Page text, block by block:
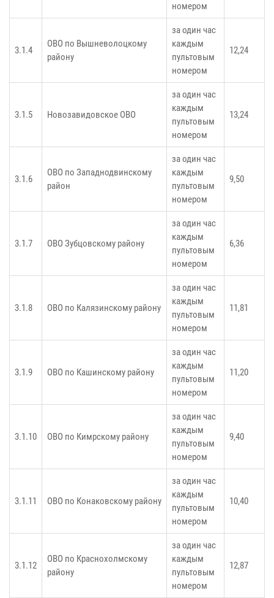
номером
3.1.4
ОВО по Вышневолоцкому
району
за один час
каждым
пультовым
номером
12,24
3.1.5 Новозавидовское ОВО
за один час
каждым
пультовым
номером
13,24
3.1.6
ОВО по Западнодвинскому
район
за один час
каждым
пультовым
номером
9,50
3.1.7 ОВО Зубцовскому району
за один час
каждым
пультовым
номером
6,36
3.1.8 ОВО по Калязинскому району
за один час
каждым
пультовым
номером
11,81
3.1.9 ОВО по Кашинскому району
за один час
каждым
пультовым
номером
11,20
3.1.10 ОВО по Кимрскому району
за один час
каждым
пультовым
номером
9,40
3.1.11 ОВО по Конаковскому району
за один час
каждым
пультовым
номером
10,40
3.1.12
ОВО по Краснохолмскому
району
за один час
каждым
пультовым
номером
12,87